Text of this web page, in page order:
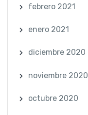
febrero 2021
enero 2021
diciembre 2020
noviembre 2020
octubre 2020